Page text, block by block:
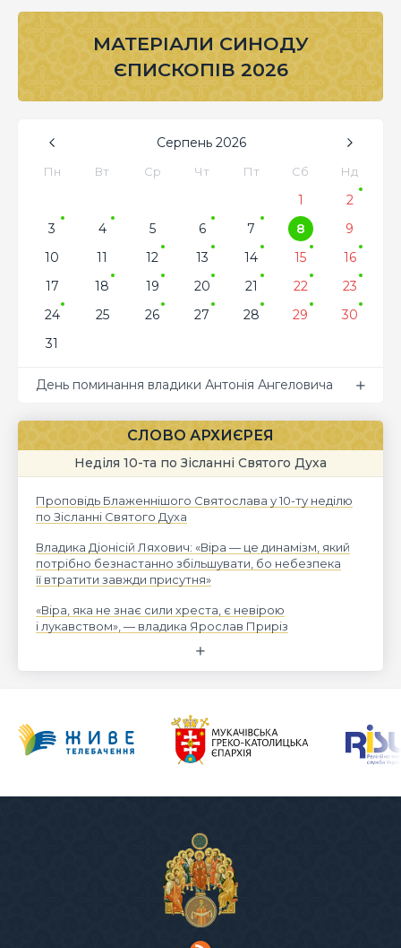
МАТЕРІАЛИ СИНОДУ
ЄПИСКОПІВ 2026
Серпень 2026
Пн Вт Ср Чт Пт Сб Нд
1
2
3
4 5 6 7 8
9
10
11 12 13 14 15
16
17
18 19 20 21 22
23
24
25 26 27 28 29
30
31
День поминання владики Антонія Ангеловича
СЛОВО АРХИЄРЕЯ
Неділя 10-та по Зісланні Святого Духа
Проповідь Блаженнішого Святослава у 10-ту неділю
по Зісланні Святого Духа
Владика Діонісій Ляхович: «Віра — це динамізм, який
потрібно безнастанно збільшувати, бо небезпека
її втратити завжди присутня»
«Віра, яка не знає сили хреста, є невірою
і лукавством», — владика Ярослав Приріз